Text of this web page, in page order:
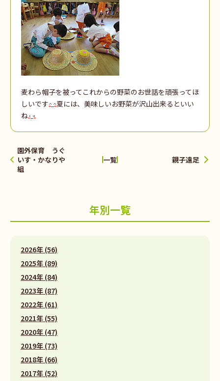
麦わら帽子を被ってこれからの野菜のお世話を頑張ってほ
しいです
夏には、美味しいお野菜が沢山出来るといい
ね
園外保育 うぐ
いす・かなりや
組
一覧 親子遠足
年別一覧
2026年 (56)
2025年 (89)
2024年 (84)
2023年 (87)
2022年 (61)
2021年 (55)
2020年 (47)
2019年 (73)
2018年 (66)
2017年 (52)